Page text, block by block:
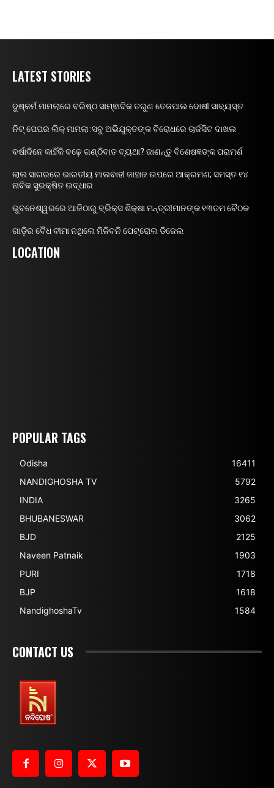
LATEST STORIES
ଦୁଷ୍କର୍ମ ମାମଲାରେ ବରିଷ୍ଠ ସାମ୍ଵାଦିକ ତରୁଣ ତେଜପାଲ ଦୋଷୀ ସାବ୍ୟସ୍ତ
ନିଟ୍ ପେପର ଲିକ୍ ମାମଲା :ସବୁ ଅଭିଯୁକ୍ତଙ୍କ ବିରୋଧରେ ଚାର୍ଜସିଟ ଦାଖଲ
ବର୍ଷାଦିନେ କାହିଁକି ବଢ଼େ ଗଣ୍ଠିବାତ ବ୍ୟଥା? ଜାଣନ୍ତୁ ବିଶେଷଜ୍ଞଙ୍କ ପରାମର୍ଶ
ଲାଲ ସାଗରରେ ଭାରତୀୟ ମାଲବାହୀ ଜାହାଜ ଉପରେ ଆକ୍ରମଣ; ସମସ୍ତ ୧୪
ନାବିକ ସୁରକ୍ଷିତ ଉଦ୍ଧାର
ଭୁବନେଶ୍ୱରରେ ଆଜିଠାରୁ ବ୍ରିକ୍ସ ଶିକ୍ଷା ମନ୍ତ୍ରୀମାନଙ୍କ ୧୩ତମ ବୈଠକ
ଗାଡ଼ିର ବୈଧ ବୀମା ନଥିଲେ ମିଳିବନି ପେଟ୍ରୋଲ ଡିଜେଲ
LOCATION
POPULAR TAGS
Odisha
16411
NANDIGHOSHA TV
5792
INDIA
3265
BHUBANESWAR
3062
BJD
2125
Naveen Patnaik
1903
PURI
1718
BJP
1618
NandighoshaTv
1584
CONTACT US